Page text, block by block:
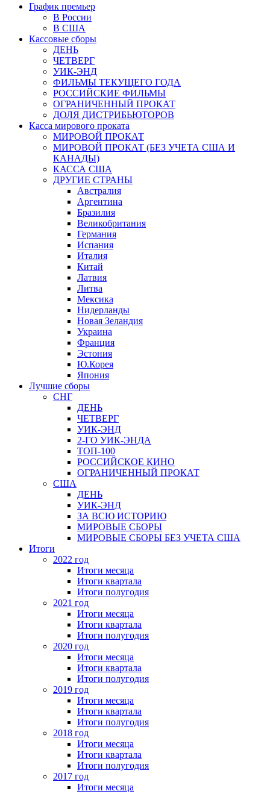
График премьер
В России
В США
Кассовые сборы
ДЕНЬ
ЧЕТВЕРГ
УИК-ЭНД
ФИЛЬМЫ ТЕКУЩЕГО ГОДА
РОССИЙСКИЕ ФИЛЬМЫ
ОГРАНИЧЕННЫЙ ПРОКАТ
ДОЛЯ ДИСТРИБЬЮТОРОВ
Касса мирового проката
МИРОВОЙ ПРОКАТ
МИРОВОЙ ПРОКАТ (БЕЗ УЧЕТА США И
КАНАДЫ)
КАССА США
ДРУГИЕ СТРАНЫ
Австралия
Аргентина
Бразилия
Великобритания
Германия
Испания
Италия
Китай
Латвия
Литва
Мексика
Нидерланды
Новая Зеландия
Украина
Франция
Эстония
Ю.Корея
Япония
Лучшие сборы
СНГ
ДЕНЬ
ЧЕТВЕРГ
УИК-ЭНД
2-ГО УИК-ЭНДА
ТОП-100
РОССИЙСКОЕ КИНО
ОГРАНИЧЕННЫЙ ПРОКАТ
США
ДЕНЬ
УИК-ЭНД
ЗА ВСЮ ИСТОРИЮ
МИРОВЫЕ СБОРЫ
МИРОВЫЕ СБОРЫ БЕЗ УЧЕТА США
Итоги
2022 год
Итоги месяца
Итоги квартала
Итоги полугодия
2021 год
Итоги месяца
Итоги квартала
Итоги полугодия
2020 год
Итоги месяца
Итоги квартала
Итоги полугодия
2019 год
Итоги месяца
Итоги квартала
Итоги полугодия
2018 год
Итоги месяца
Итоги квартала
Итоги полугодия
2017 год
Итоги месяца